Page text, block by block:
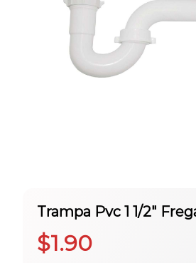
Trampa Pvc 1 1/2″
$1.90